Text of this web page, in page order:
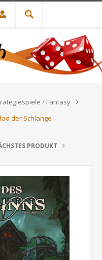
/ Fantasy
der Schlange
PRODUKT